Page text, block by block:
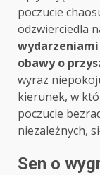
poczucie
odzwierciedla
obawy o
wyraz
kierunek, w
poczucie
niezależnych,
Sen o